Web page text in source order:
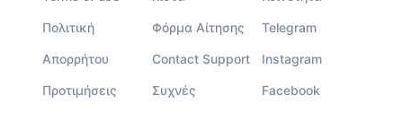
Πολιτική
Απορρήτου
Προτιμήσεις
Φόρμα Αίτησης
Contact Support
Συχνές
Telegram
Instagram
Facebook